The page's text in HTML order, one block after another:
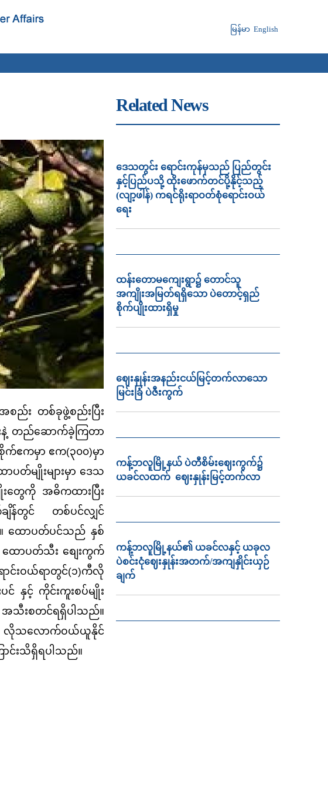
မြန်မာ English
စည်း တစ်ခုဖွဲ့စည်းပြီး
းနဲ့ တည်ဆောက်ခဲ့ကြတာ
က်ဧကမှာ ဧက(၃၀၀)မှာ
တ်မျိုးများမှာ ဒေသ
မျိုးတွေကို အဓိကထားပြီး
ချိန်တွင် တစ်ပင်လျှင်
။ ထောပတ်ပင်သည် နှစ်
ထောပတ်သီး စျေးကွက်
ာင်းဝယ်ရာတွင်(၁)ကီလို
ပင် နှင့် ကိုင်းကူးစပ်မျိုး
င် အသီးစတင်ရရှိပါသည်။
တွင် လိုသလောက်ဝယ်ယူနိုင်
ာင်းသိရှိရပါသည်။
Related News
ဒေသတွင်း ရောင်းကုန်မှသည် ပြည်တွင်း
နှင့်ပြည်ပသို့ ထိုးဖောက်တင်ပို့နိုင့်သည့်
(လျာ့ဖါန်) ကရင်ရိုးရာဝတ်စုံရောင်းဝယ်
ရေး
ထန်းတောမကျေးရွာ၌ တောင်သူ
အကျိုးအမြတ်ရရှိသော ပဲတောင့်ရှည်
စိုက်ပျိုးထားရှိမှု
ဈေးနှုန်းအနည်းငယ်မြင့်တက်လာသော
မြင်းခြံ ပဲဇီးကွက်
ကန့်ဘလူမြို့နယ် ပဲတီစိမ်းဈေးကွက်၌
ယခင်လထက် ဈေးနှုန်းမြင့်တက်လာ
ကန့်ဘလူမြို့နယ်၏ ယခင်လနှင့် ယခုလ
ပဲစင်းငုံဈေးနှုန်းအတက်/အကျနှိုင်းယှဉ်
ချက်